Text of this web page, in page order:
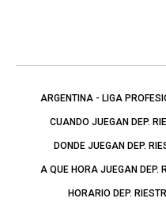
ARGENTINA - LIGA
CUANDO JUEGAN DEP.
DONDE JUEGAN DEP.
A QUE HORA JUEGAN DEP.
HORARIO DEP.